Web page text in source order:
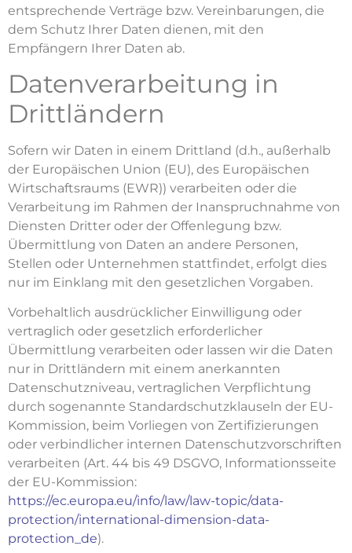
entsprechende Verträge bzw. Vereinbarungen, die
dem Schutz Ihrer Daten dienen, mit den
Empfängern Ihrer Daten ab.
Datenverarbeitung in
Drittländern
Sofern wir Daten in einem Drittland (d.h., außerhalb
der Europäischen Union (EU), des Europäischen
Wirtschaftsraums (EWR)) verarbeiten oder die
Verarbeitung im Rahmen der Inanspruchnahme von
Diensten Dritter oder der Offenlegung bzw.
Übermittlung von Daten an andere Personen,
Stellen oder Unternehmen stattfindet, erfolgt dies
nur im Einklang mit den gesetzlichen Vorgaben.
Vorbehaltlich ausdrücklicher Einwilligung oder
vertraglich oder gesetzlich erforderlicher
Übermittlung verarbeiten oder lassen wir die Daten
nur in Drittländern mit einem anerkannten
Datenschutzniveau, vertraglichen Verpflichtung
durch sogenannte Standardschutzklauseln der EU-
Kommission, beim Vorliegen von Zertifizierungen
oder verbindlicher internen Datenschutzvorschriften
verarbeiten (Art. 44 bis 49 DSGVO, Informationsseite
der EU-Kommission:
https://ec.europa.eu/info/law/law-topic/data-
protection/international-dimension-data-
protection_de).